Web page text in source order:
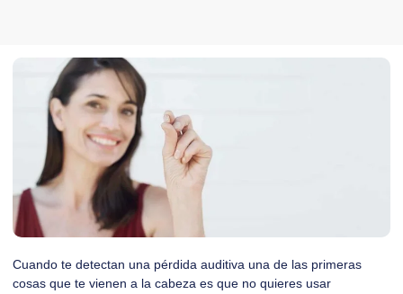
Cuando te detectan una pérdida auditiva una de las primeras
cosas que te vienen a la cabeza es que no quieres usar